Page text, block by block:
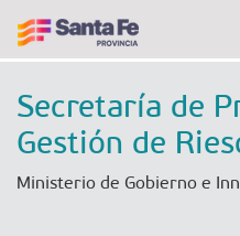
Secretaría de
Gestión de
Ministerio de Gobierno e